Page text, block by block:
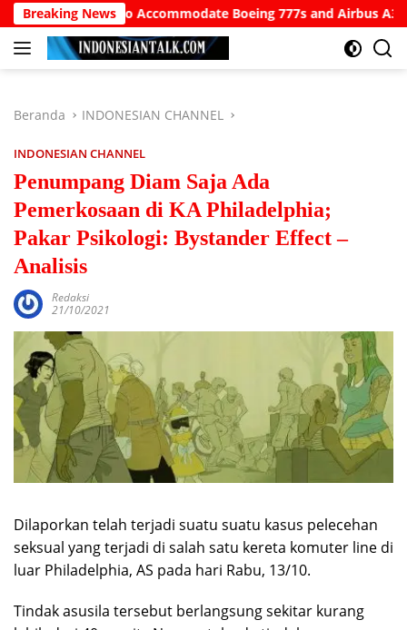
Langsung
ke
konten
Breaking News
to Accommodate Boeing 777s and Airbus A380s
Beranda INDONESIAN CHANNEL
INDONESIAN CHANNEL
Penumpang Diam Saja Ada
Pemerkosaan di KA Philadelphia;
Pakar Psikologi: Bystander Effect –
Analisis
Redaksi
21/10/2021
Dilaporkan telah terjadi suatu suatu kasus pelecehan
seksual yang terjadi di salah satu kereta komuter line di
luar Philadelphia, AS pada hari Rabu, 13/10.
Tindak asusila tersebut berlangsung sekitar kurang